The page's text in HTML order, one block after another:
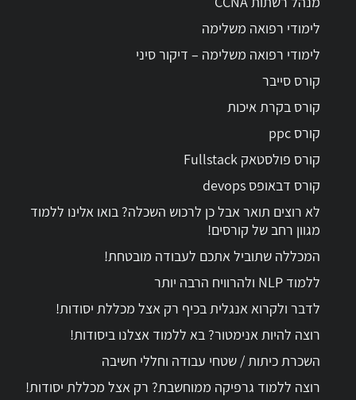
לימודי רפואה משלימה
לימודי רפואה משלימה – דיקור סיני
קורס סייבר
קורס בקרת איכות
קורס ppc
קורס פולסטאק Fullstack
קורס דבאופס devops
לא רוצים תואר אבל כן לרכוש השכלה? בואו אלינו ללמוד
מגוון רחב של קורסים!
המכללה שתוביל אתכם לעבודה מובטחת!
ללמוד NLP ולהרוויח הרבה יותר
לדבר ולקרוא אנגלית בכיף רק אצל מכללת יסודות!
רוצה להיות אנימטור? בא ללמוד אצלנו ביסודות!
השכרת כיתות / שטחי עבודה וחללי חשיבה
רוצה ללמוד גרפיקה ממוחשבת? רק אצל מכללת יסודות!